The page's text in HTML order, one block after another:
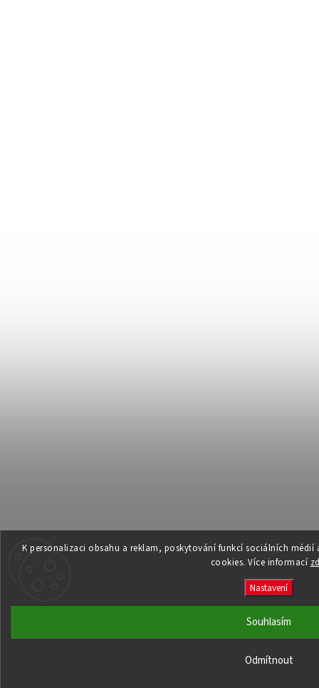
K personalizaci obsahu a reklam, poskytování funkcí sociálních
cookies. Více informací
Nastavení
Odmítnout
Souhlasím